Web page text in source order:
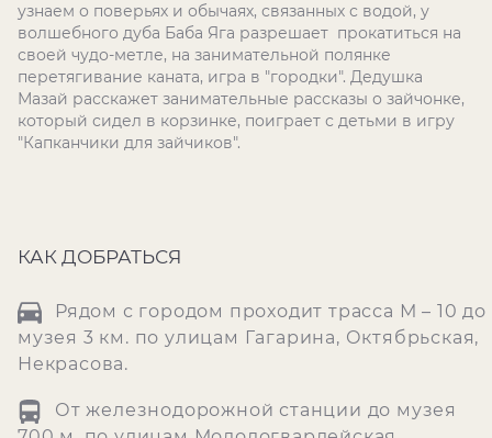
узнаем о поверьях и обычаях, связанных с водой, у
волшебного дуба Баба Яга разрешает прокатиться на
своей чудо-метле, на занимательной полянке
перетягивание каната, игра в "городки". Дедушка
Мазай расскажет занимательные рассказы о зайчонке,
который сидел в корзинке, поиграет с детьми в игру
"Капканчики для зайчиков".
КАК ДОБРАТЬСЯ
Рядом с городом проходит трасса М – 10 до
музея 3 км. по улицам Гагарина, Октябрьская,
Некрасова.
От железнодорожной станции до музея